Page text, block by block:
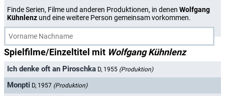
Finde Serien, Filme und anderen Produktionen, in denen Wolfgang
Kühnlenz und eine weitere Person gemeinsam vorkommen.
Spielfilme/Einzeltitel mit Wolfgang Kühnlenz
Ich denke oft an Piroschka D, 1955 (Produktion)
Monpti D, 1957 (Produktion)